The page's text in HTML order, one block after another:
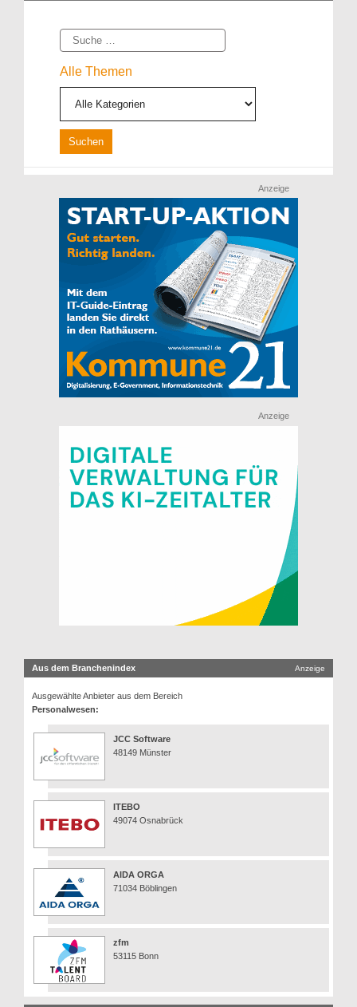
Suche
Alle Themen
Anzeige
Anzeige
Aus dem Branchenindex Anzeige
Ausgewählte Anbieter aus dem Bereich
Personalwesen:
JCC Software
48149 Münster
ITEBO
49074 Osnabrück
AIDA ORGA
71034 Böblingen
zfm
53115 Bonn